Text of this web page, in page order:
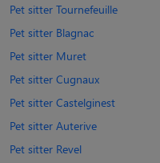
Pet sitter Tournefeuille
Pet sitter Blagnac
Pet sitter Muret
Pet sitter Cugnaux
Pet sitter Castelginest
Pet sitter Auterive
Pet sitter Revel